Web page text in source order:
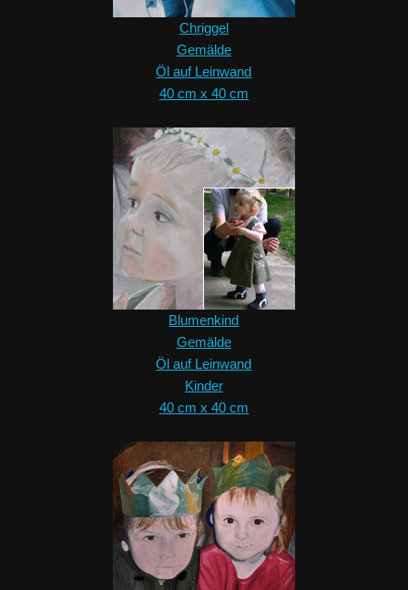
Chriggel
Gemälde
Öl auf Leinwand
40 cm x 40 cm
Blumenkind
Gemälde
Öl auf Leinwand
Kinder
40 cm x 40 cm